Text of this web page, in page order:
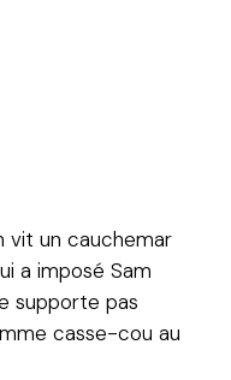
vit un cauchemar
a imposé Sam
supporte pas
casse-cou au